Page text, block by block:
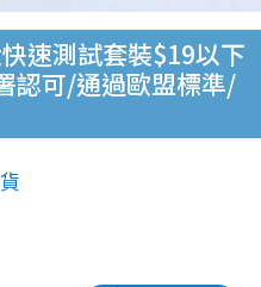
速測試套裝$19以下
認可/通過歐盟標準/